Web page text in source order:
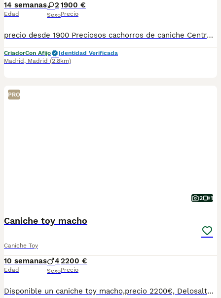
14 semanas
Edad
2
Sexo
1900 €
Precio
precio desde 1900 Preciosos cachorros de caniche Centro Canino zazacan es mucho más que un centro de cría , es una familia comprometida con el bienestar animal y la cría responsable, por ello todos nuestros bebés nacen y se crían en nuestras instalaciones , asegurando así un correcto desarrollo y una magnífica socialización, consiguiendo en cada ejemplar un carácter juguetón y extrovertido algo primordial para su adaptación como un miembro más en tu familia . Se entregan con sus correspondientes vacunas a la edad de cada cachorro, desparasitación, microchip implantado y carnet de primo vacunación. Garantía congénita y vírica por contrato. Nuestros cachorros son nacionales y criados en ambiente familiar. Nos avala la seriedad y profesionalidad. Estamos muy comprometidos con el bienestar animal, por ello cada cachorro recibe cuidados personalizados y supervisión constante, asegurando su bienestar y felicidad desde el primer día. Hacemos envíos a toda España con empresa de transporte privado, proporcionando un viaje confortable y ofreciendo las atenciones necesarias a nuestros bebés . Se puede ver sin compromiso con cita previa. Si quieres más información no dudes en contactar con nosotros Mostrar número de teléfono 622220217
CriadorCon Afijo
Identidad Verificada
Madrid , Madrid (2.8km)
PRO
2 1
Caniche toy macho
Caniche Toy
10 semanas
Edad
4
Sexo
2200 €
Precio
Disponible un caniche toy macho,precio 2200€, Delosaltosdevalparaiso somos criadores éticos y familiares en Toledo capital,nuestros caniches viven en casa con nosotros con las mejores comodidades y con mucho cariño, nuestros cachorros se entregan perfectamente sociabilizados y en perfectas condiciones de salud. Los cachorros se entregan: Con chip y cartilla a nombre del comprador, desparasitados y vacunados,con contrato de compra venta con garantías víricas,congenitas,padres con pruebas de enfermedades hederitarias y totalmente sociabilizados. Contacto por WhatsApp o llamada al teléfono 647203729 https://www.delosaltosdevalparaiso.com